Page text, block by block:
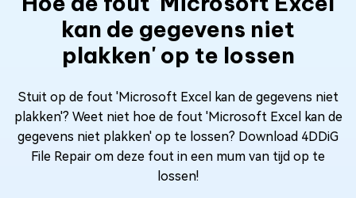
kan de gegevens niet
plakken' op te lossen
Stuit op de fout 'Microsoft Excel kan de gegevens niet
plakken'? Weet niet hoe de fout 'Microsoft Excel kan de
gegevens niet plakken' op te lossen? Download 4DDiG
File Repair om deze fout in een mum van tijd op te
lossen!